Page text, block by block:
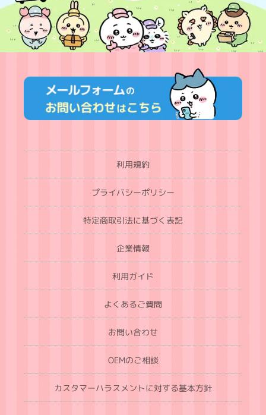
利用規約
プライバシーポリシー
特定商取引法に基づく表記
企業情報
利用ガイド
よくあるご質問
お問い合わせ
OEMのご相談
カスタマーハラスメントに対する基本方針